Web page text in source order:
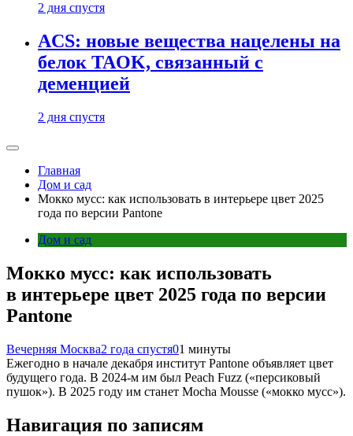
2 дня спустя
ACS: новые вещества нацелены на
белок TAOK, связанный с
деменцией
2 дня спустя
Главная
Дом и сад
Мокко мусс: как использовать в интерьере цвет 2025
года по версии Pantone
Дом и сад
Мокко мусс: как использовать
в интерьере цвет 2025 года по версии
Pantone
Вечерняя Москва2 года спустя01 минуты
Ежегодно в начале декабря институт Pantone объявляет цвет
будущего года. В 2024-м им был Peach Fuzz («персиковый
пушок»). В 2025 году им станет Mocha Mousse («мокко мусс»).
Навигация по записям